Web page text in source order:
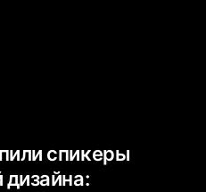
спикеры
дизайна: